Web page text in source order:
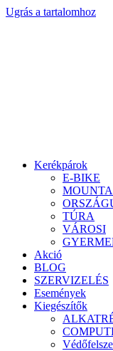
Ugrás a tartalomhoz
Kerékpárok
E-BIKE
TÚRA
VÁROSI
Akció
BLOG
SZERVIZELÉS
Események
Kiegészítők